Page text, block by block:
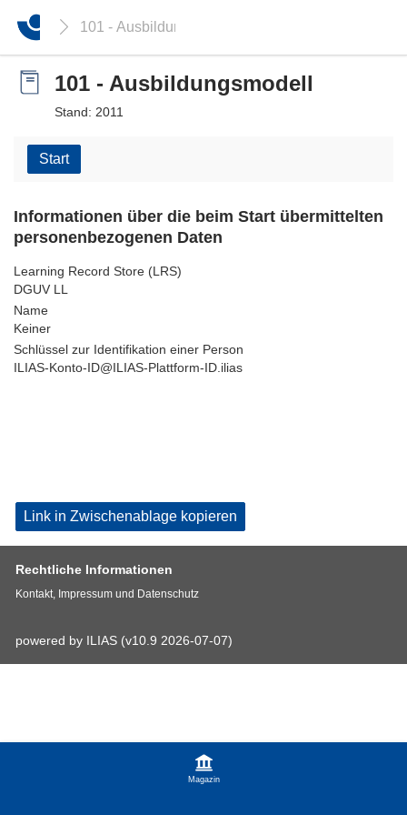
101 - Ausbildungsmodell
Magazin
101 - Ausbildungsmodell
Stand: 2011
Start
Informationen über die beim Start übermittelten
personenbezogenen Daten
Learning Record Store (LRS)
DGUV LL
Name
Keiner
Schlüssel zur Identifikation einer Person
ILIAS-Konto-ID@ILIAS-Plattform-ID.ilias
Link in Zwischenablage kopieren
Rechtliche Informationen
Kontakt, Impressum und Datenschutz
powered by ILIAS (v10.9 2026-07-07)